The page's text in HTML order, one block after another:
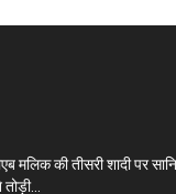
मलिक की तीसरी शादी पर
तोड़ी...